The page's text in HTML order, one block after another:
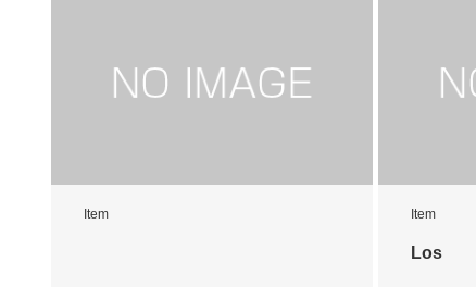
Item Item
Los